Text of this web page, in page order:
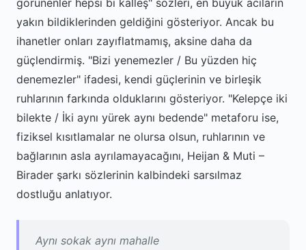
görünenler hepsi bi kalleş" sözleri, en büyük acıların
yakın bildiklerinden geldiğini gösteriyor. Ancak bu
ihanetler onları zayıflatmamış, aksine daha da
güçlendirmiş. "Bizi yenemezler / Bu yüzden hiç
denemezler" ifadesi, kendi güçlerinin ve birleşik
ruhlarının farkında olduklarını gösteriyor. "Kelepçe iki
bilekte / İki aynı yürek aynı bedende" metaforu ise,
fiziksel kısıtlamalar ne olursa olsun, ruhlarının ve
bağlarının asla ayrılamayacağını, Heijan & Muti –
Birader şarkı sözlerinin kalbindeki sarsılmaz
dostluğu anlatıyor.
Aynı sokak aynı mahalle